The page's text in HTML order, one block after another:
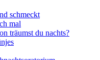
schmeckt
mal
träumst du nachts?